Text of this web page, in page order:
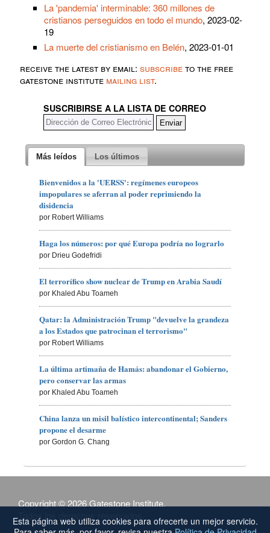
La 'pandemia' interminable: 360 millones de
cristianos perseguidos en todo el mundo, 2023-02-
19
La muerte del cristianismo en Belén, 2023-01-01
receive the latest by email: subscribeto the free
gatestone institute mailing list.
SUSCRIBIRSE A LA LISTA DE CORREO
Más leídos Los últimos
Bienvenidos a la 'UERSS': regímenes europeos
impopulares se aferran al poder reprimiendo la
disidencia
por Robert Williams
Haga los números: por qué Europa podría no lograrlo
por Drieu Godefridi
El terrorífico show nuclear de Trump en Arabia Saudí
por Khaled Abu Toameh
Qatar: la Administración Trump "devuelve la grandeza
a los Estados que patrocinan el terrorismo"
por Robert Williams
La última artimaña de Hamás: abandonar el Gobierno,
pero conservar las armas
por Khaled Abu Toameh
China lanza un misil balístico intercontinental; Sanders
propone el desarme
por Gordon G. Chang
Copyright © 2026 Gatestone Institute.
Todos los derechos reservados.
Esta página web utiliza cookies para ofrecerte un mejor servicio.